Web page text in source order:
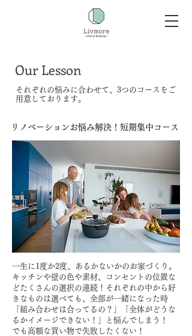
Our Lesson
それぞれの悩みに合わせて、3つのコースをご
用意しております。
リノベーションお悩み解決！短期集中コース
一生に1度か2度、あるかないかのお家づくり。
キッチンや壁の色や素材、コンセントの位置な
どたくさんの選択の連続！ それぞれの中から好
きなものは選べても、全部が一緒になった時
「組み合わせは合ってるの？」
「全体がどうな
るかイメージできない！」と悩んでしまう！
でも高額な買い物で失敗したくない！